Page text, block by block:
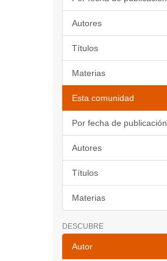
Autores
Títulos
Materias
Esta comunidad
Por fecha de publicación
Autores
Títulos
Materias
DESCUBRE
Autor